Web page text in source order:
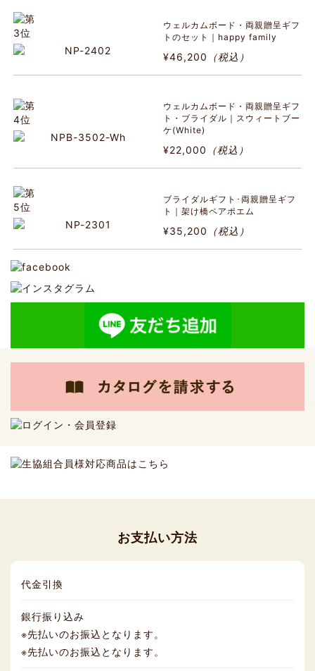
ウェルカムボード・両親贈呈ギフ
トのセット｜happy family
¥46,200 （税込）
ウェルカムボード・両親贈呈ギフ
ト・ブライダル｜スウィートブー
ケ(White)
¥22,000 （税込）
ブライダルギフト･両親贈呈ギフ
ト｜架け橋ペアポエム
¥35,200 （税込）
お支払い方法
代金引換
銀行振り込み
※先払いのお振込となります。
※先払いのお振込となります。